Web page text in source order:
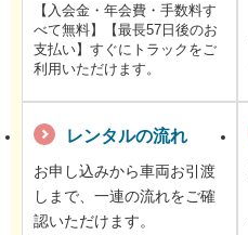
【入会金・年会費・手数料す
べて無料】【最長57日後のお
支払い】すぐにトラックをご
利用いただけます。
レンタルの流れ
お申し込みから車両お引渡
しまで、一連の流れをご確
認いただけます。